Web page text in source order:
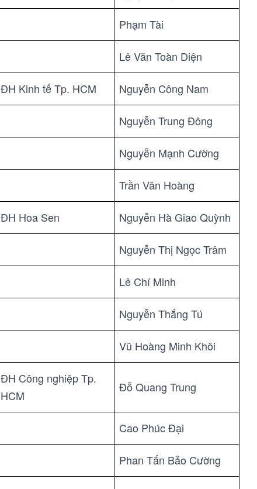
Phạm Tài
Lê Văn Toàn Diện
ĐH Kinh tế Tp. HCM Nguyễn Công Nam
Nguyễn Trung Đông
Nguyễn Mạnh Cường
Trần Văn Hoàng
ĐH Hoa Sen Nguyễn Hà Giao Quỳnh
Nguyễn Thị Ngọc Trâm
Lê Chí Minh
Nguyễn Thắng Tú
Vũ Hoàng Minh Khôi
ĐH Công nghiệp Tp.
HCM
Đỗ Quang Trung
Cao Phúc Đại
Phan Tấn Bảo Cường